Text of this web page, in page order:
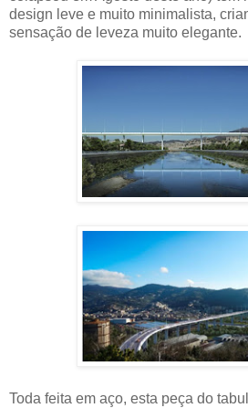
design leve e muito minimalista,
sensação de leveza muito elegante.
Toda feita em aço, esta peça do